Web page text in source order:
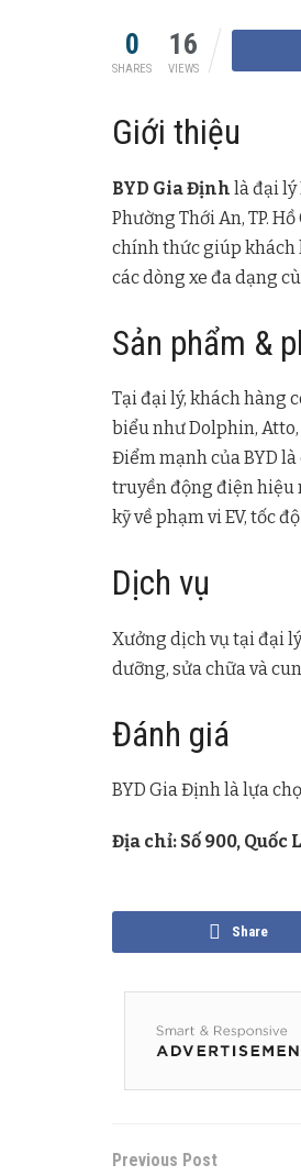
0
SHARES
16
VIEWS
Giới thiệu
BYD Gia Định là đại lý
Phường Thới An, TP.
chính thức giúp khách
các dòng xe đa dạng
Sản phẩm &
Tại đại lý, khách hàng
biểu như Dolphin, Atto,
Điểm mạnh của BYD
truyền động điện hiệu
kỹ về phạm vi EV, tốc
Dịch vụ
Xưởng dịch vụ tại đại
dưỡng, sửa chữa và
Đánh giá
BYD Gia Định là lựa
Địa chỉ: Số 900, Quốc
Share
Previous Post